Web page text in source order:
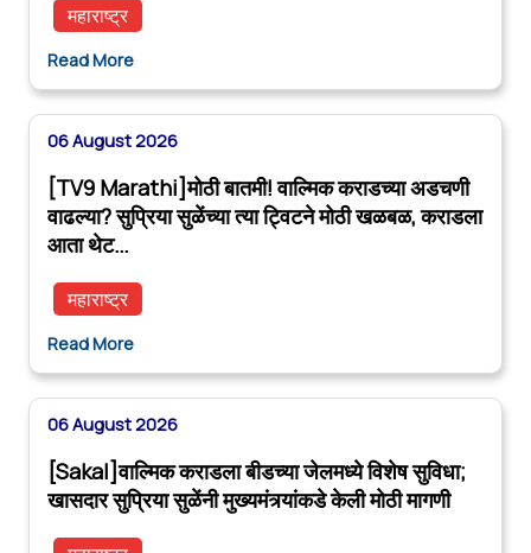
महाराष्ट्र
Read More
06 August 2026
[TV9 Marathi]मोठी बातमी! वाल्मिक कराडच्या अडचणी
वाढल्या? सुप्रिया सुळेंच्या त्या ट्विटने मोठी खळबळ, कराडला
आता थेट…
महाराष्ट्र
Read More
06 August 2026
[Sakal]वाल्मिक कराडला बीडच्या जेलमध्ये विशेष सुविधा;
खासदार सुप्रिया सुळेंनी मुख्यमंत्र्यांकडे केली मोठी मागणी